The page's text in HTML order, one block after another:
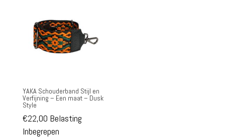
YAKA Schouderband Stijl en
Verfijning – Een maat – Dusk
Style
€22,00 Belasting
Inbegrepen